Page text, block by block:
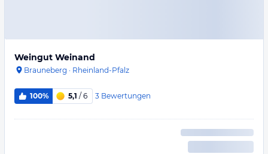
Weingut Weinand
Brauneberg · Rheinland-Pfalz
100% 5,1 / 6 3 Bewertungen